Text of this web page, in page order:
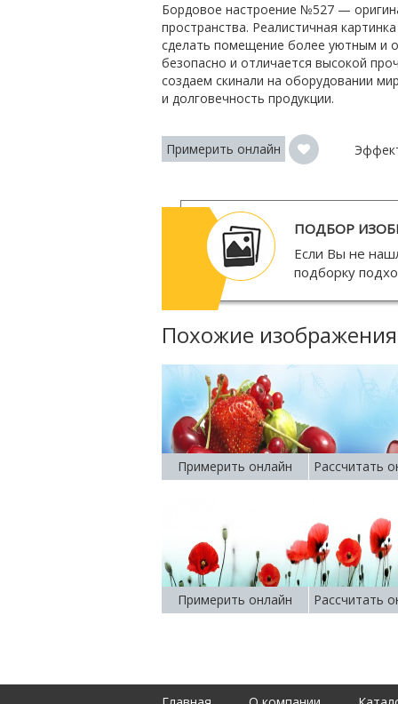
Бордовое настроение №527 —
пространства. Реалистичная
сделать помещение более уютным и
безопасно и отличается высокой
создаем скинали на оборудовании
и долговечность продукции.
Примерить онлайн
ПОДБОР
Если Вы не
подборку
Похожие изображения
Примерить онлайн Рассчитать
Примерить онлайн Рассчитать